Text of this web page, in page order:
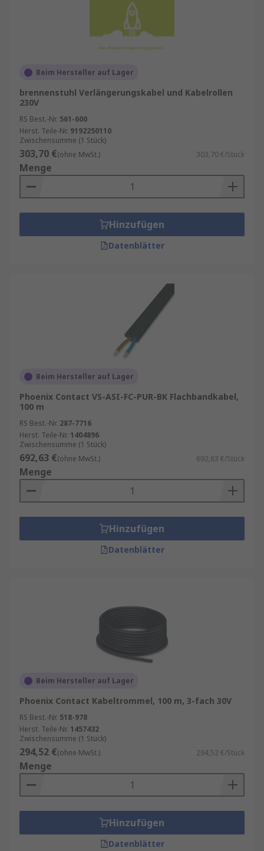
Beim Hersteller auf Lager
brennenstuhl Verlängerungskabel und Kabelrollen
230V
RS Best.-Nr. 561-600
Herst. Teile-Nr. 9192250110
Zwischensumme (1 Stück)
303,70 €(ohne MwSt.) 303,70 €/Stück
Menge
Hinzufügen
Datenblätter
Beim Hersteller auf Lager
Phoenix Contact VS-ASI-FC-PUR-BK Flachbandkabel,
100 m
RS Best.-Nr. 287-7716
Herst. Teile-Nr. 1404896
Zwischensumme (1 Stück)
692,63 €(ohne MwSt.) 692,63 €/Stück
Menge
Hinzufügen
Datenblätter
Beim Hersteller auf Lager
Phoenix Contact Kabeltrommel, 100 m, 3-fach 30V
RS Best.-Nr. 518-978
Herst. Teile-Nr. 1457432
Zwischensumme (1 Stück)
294,52 €(ohne MwSt.) 294,52 €/Stück
Menge
Hinzufügen
Datenblätter